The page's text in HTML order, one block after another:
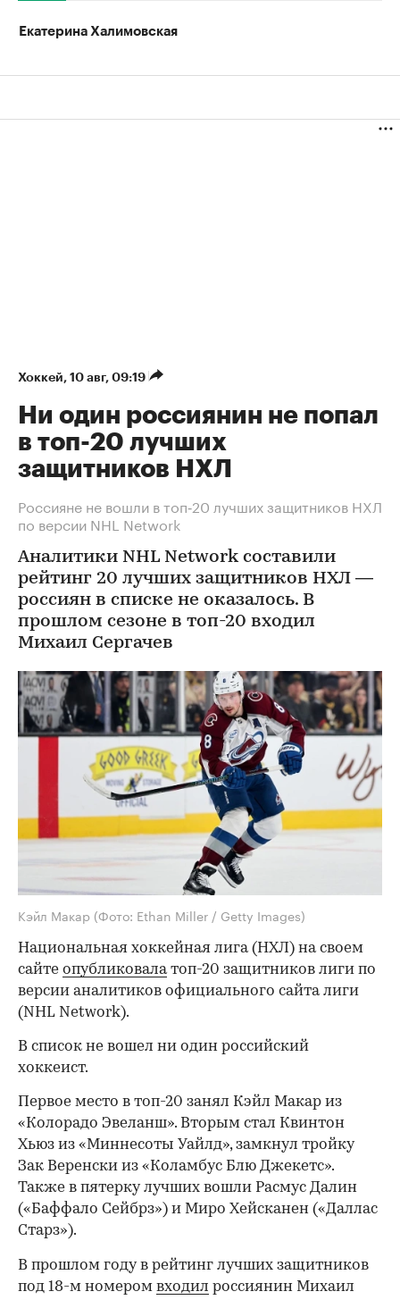
Екатерина Халимовская
Хоккей⁠, 10 авг, 09:19
Ни один россиянин не попал
в топ-20 лучших
защитников НХЛ
Россияне не вошли в топ‑20 лучших защитников НХЛ
по версии NHL Network
Аналитики NHL Network составили
рейтинг 20 лучших защитников НХЛ —
россиян в списке не оказалось. В
прошлом сезоне в топ-20 входил
Михаил Сергачев
Кэйл Макар (Фото: Ethan Miller / Getty Images)
Национальная хоккейная лига (НХЛ) на своем
сайте опубликовалатоп-20 защитников лиги по
версии аналитиков официального сайта лиги
(NHL Network).
В список не вошел ни один российский
хоккеист.
Первое место в топ-20 занял Кэйл Макар из
«Колорадо Эвеланш». Вторым стал Квинтон
Хьюз из «Миннесоты Уайлд», замкнул тройку
Зак Веренски из «Коламбус Блю Джекетс».
Также в пятерку лучших вошли Расмус Далин
(«Баффало Сейбрз») и Миро Хейсканен («Даллас
Старз»).
В прошлом году в рейтинг лучших защитников
под 18-м номером входил россиянин Михаил